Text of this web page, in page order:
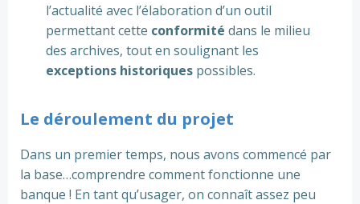
l’actualité avec l’élaboration d’un outil
permettant cette conformité dans le milieu
des archives, tout en soulignant les
exceptions historiques possibles.
Le déroulement du projet
Dans un premier temps, nous avons commencé par
la base…comprendre comment fonctionne une
banque ! En tant qu’usager, on connaît assez peu